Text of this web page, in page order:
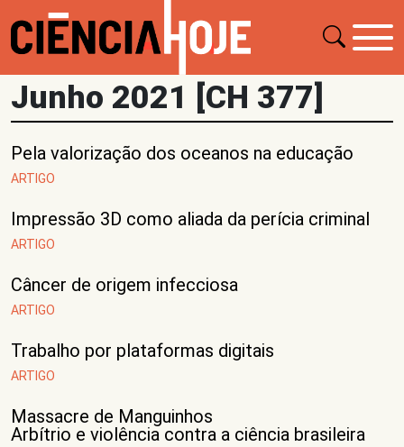
Junho 2021 [CH 377]
Pela valorização dos oceanos na educação
ARTIGO
Impressão 3D como aliada da perícia criminal
ARTIGO
Câncer de origem infecciosa
ARTIGO
Trabalho por plataformas digitais
ARTIGO
Massacre de Manguinhos
Arbítrio e violência contra a ciência brasileira